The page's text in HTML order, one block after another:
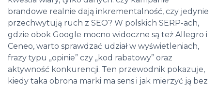
brandowe realnie dają inkrementalność, czy jedynie
przechwytują ruch z SEO? W polskich SERP-ach,
gdzie obok Google mocno widoczne są też Allegro i
Ceneo, warto sprawdzać udział w wyświetleniach,
frazy typu „opinie” czy „kod rabatowy” oraz
aktywność konkurencji. Ten przewodnik pokazuje,
kiedy taka obrona marki ma sens i jak mierzyć ją bez